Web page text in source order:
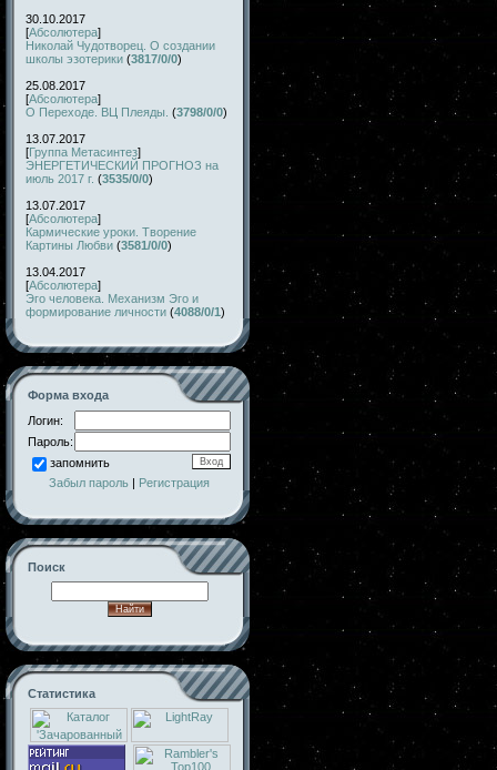
30.10.2017
[Абсолютера]
Николай Чудотворец. О создании
школы эзотерики (3817/0/0)
25.08.2017
[Абсолютера]
О Переходе. ВЦ Плеяды. (3798/0/0)
13.07.2017
[Группа Метасинтез]
ЭНЕРГЕТИЧЕСКИЙ ПРОГНОЗ на
июль 2017 г. (3535/0/0)
13.07.2017
[Абсолютера]
Кармические уроки. Творение
Картины Любви (3581/0/0)
13.04.2017
[Абсолютера]
Эго человека. Механизм Эго и
формирование личности (4088/0/1)
Форма входа
Логин:
Пароль:
запомнить
Забыл пароль | Регистрация
Поиск
Статистика